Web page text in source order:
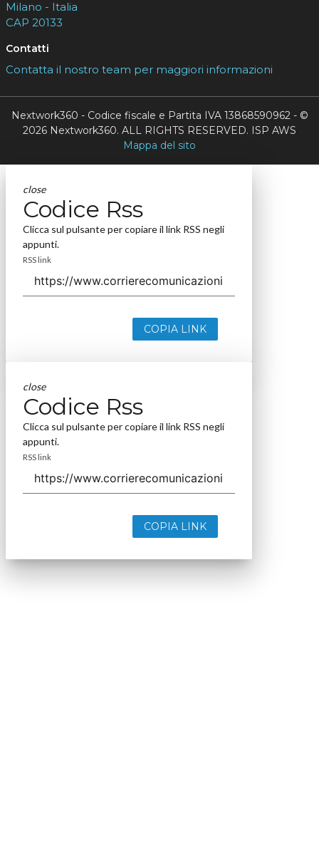
Milano - Italia
CAP 20133
Contatti
Contatta il nostro team per maggiori informazioni
Nextwork360 - Codice fiscale e Partita IVA 13868590962 - ©
2026 Nextwork360. ALL RIGHTS RESERVED. ISP AWS
Mappa del sito
close
Codice Rss
Clicca sul pulsante per copiare il link RSS negli
appunti.
RSS link
COPIA LINK
close
Codice Rss
Clicca sul pulsante per copiare il link RSS negli
appunti.
RSS link
COPIA LINK